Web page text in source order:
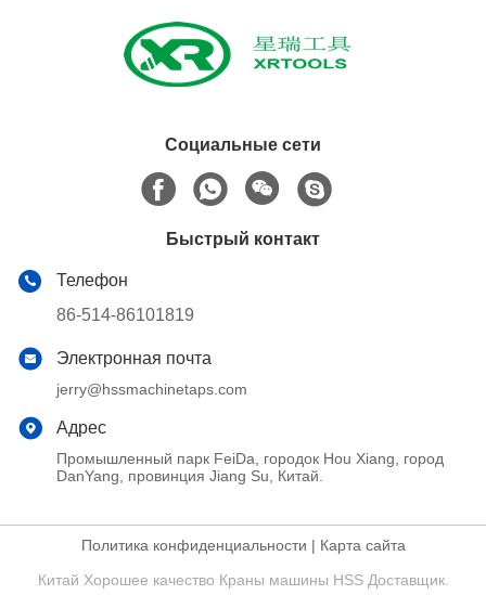
нарезания резьбы,
идеально подходящие для
Социальные сети
Быстрый контакт
Телефон
86-514-86101819
Электронная почта
jerry@hssmachinetaps.com
Адрес
Промышленный парк FeiDa, городок Hou Xiang, город
DanYang, провинция Jiang Su, Китай.
Политика конфиденциальности | Карта сайта
Китай Хорошее качество Краны машины HSS Доставщик.